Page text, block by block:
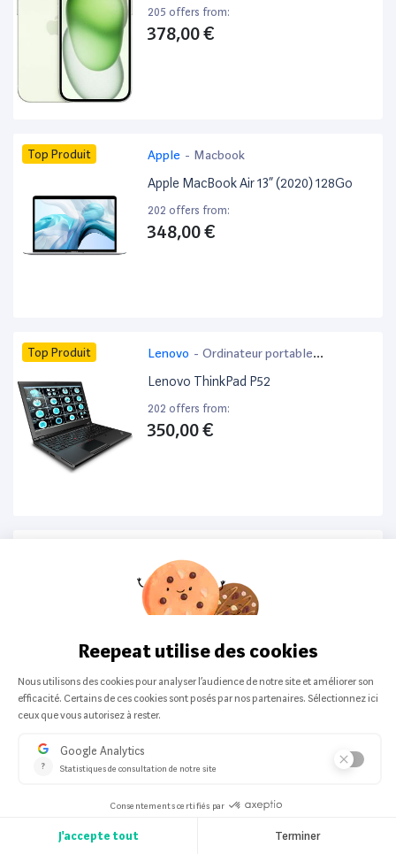
205 offers from:
378,00 €
Top Produit Apple - Macbook
Apple MacBook Air 13” (2020) 128Go
202 offers from:
348,00 €
Top Produit Lenovo - Ordinateur portable
bureautique
Lenovo ThinkPad P52
202 offers from:
350,00 €
Apple MacBook Air 13” (2019) 128Go
200 offers from:
Top Produit
200 offers from: